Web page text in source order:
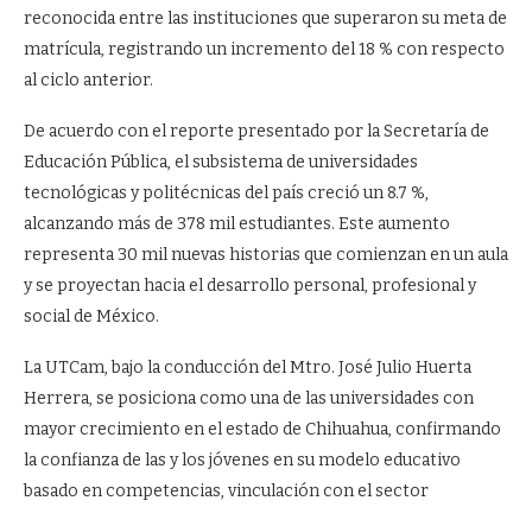
reconocida entre las instituciones que superaron su meta de
matrícula, registrando un incremento del 18 % con respecto
al ciclo anterior.
De acuerdo con el reporte presentado por la Secretaría de
Educación Pública, el subsistema de universidades
tecnológicas y politécnicas del país creció un 8.7 %,
alcanzando más de 378 mil estudiantes. Este aumento
representa 30 mil nuevas historias que comienzan en un aula
y se proyectan hacia el desarrollo personal, profesional y
social de México.
La UTCam, bajo la conducción del Mtro. José Julio Huerta
Herrera, se posiciona como una de las universidades con
mayor crecimiento en el estado de Chihuahua, confirmando
la confianza de las y los jóvenes en su modelo educativo
basado en competencias, vinculación con el sector